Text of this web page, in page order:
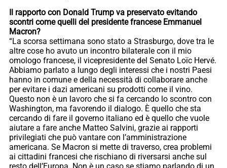
Il rapporto con Donald Trump va preservato evitando
scontri come quelli del presidente francese Emmanuel
Macron?
“La scorsa settimana sono stato a Strasburgo, dove tra le
altre cose ho avuto un incontro bilaterale con il mio
omologo francese, il vicepresidente del Senato Loïc Hervé.
Abbiamo parlato a lungo degli interessi che i nostri Paesi
hanno in comune e della necessità di collaborare anche
per evitare i dazi americani su prodotti come il vino.
Questo non è un lavoro che si fa cercando lo scontro con
Washington, ma favorendo il dialogo. È quello che sta
cercando di fare il governo italiano ed è quello che vuole
aiutare a fare anche Matteo Salvini, grazie ai rapporti
privilegiati che può vantare con l’amministrazione
americana. Se Macron si mette di traverso, crea problemi
ai cittadini francesi che rischiano di riversarsi anche sul